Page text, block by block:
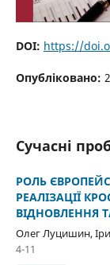
DOI: https://
Опубліковано:
Cучасні
РОЛЬ
РЕАЛІЗАЦІЇ
ВІДНОВЛЕННЯ
Олег Луцишин,
4-11